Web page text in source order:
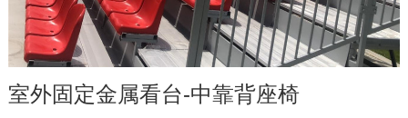
室外固定金属看台-中靠背座椅